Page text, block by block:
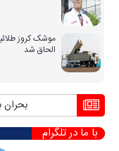
موشک کروز
الحاق شد
بحران
با ما در تلگرام